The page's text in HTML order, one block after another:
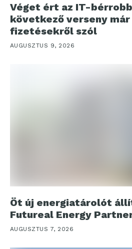
Véget ért az IT-
következő verseny már
fizetésekről szól
AUGUSZTUS 9, 2026
Öt új energiatárolót
Futureal Energy
AUGUSZTUS 7, 2026